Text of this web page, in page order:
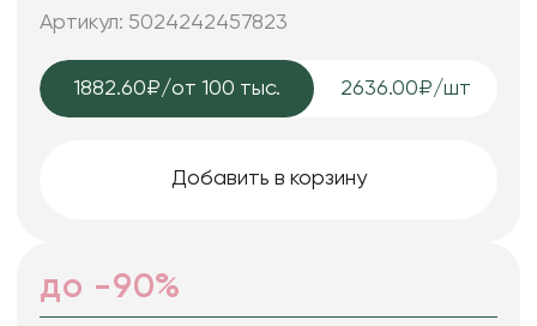
Артикул: 5024242457823
1882.60₽/от 100 тыс. 2636.00₽/шт
Добавить в корзину
до -90%